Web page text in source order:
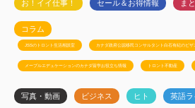
お！イイ仕事！ セール＆お得情報 ま
コラム
JSSのトロント生活相談室 カナダ政府公認移民コンサルタント白石有紀のビザ
メープルエデュケーションのカナダ留学お役立ち情報 トロント不動産
写真・動画 ビジネス ヒト 英語ラ